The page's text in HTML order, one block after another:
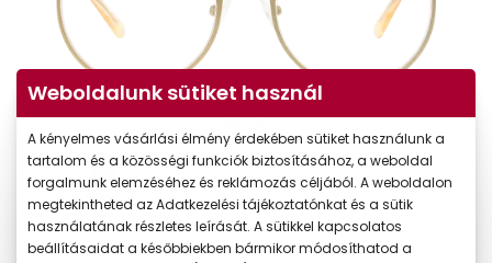
Weboldalunk sütiket használ
A kényelmes vásárlási élmény érdekében sütiket használunk a
tartalom és a közösségi funkciók biztosításához, a weboldal
forgalmunk elemzéséhez és reklámozás céljából. A weboldalon
megtekintheted az Adatkezelési tájékoztatónkat és a sütik
használatának részletes leírását. A sütikkel kapcsolatos
beállításaidat a későbbiekben bármikor módosíthatod a